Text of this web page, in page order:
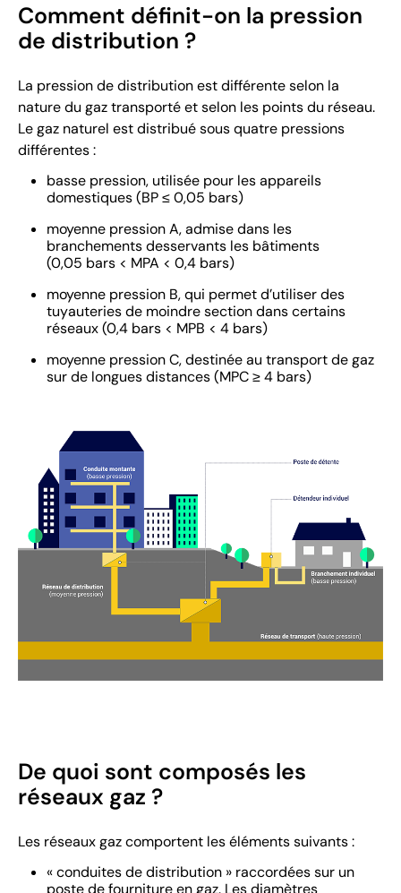
Comment définit-on la pression
de distribution ?
La pression de distribution est différente selon la
nature du gaz transporté et selon les points du réseau.
Le gaz naturel est distribué sous quatre pressions
différentes :
basse pression, utilisée pour les appareils
domestiques (BP ≤ 0,05 bars)
moyenne pression A, admise dans les
branchements desservants les bâtiments
(0,05 bars < MPA < 0,4 bars)
moyenne pression B, qui permet d’utiliser des
tuyauteries de moindre section dans certains
réseaux (0,4 bars < MPB < 4 bars)
moyenne pression C, destinée au transport de gaz
sur de longues distances (MPC ≥ 4 bars)
De quoi sont composés les
réseaux gaz ?
Les réseaux gaz comportent les éléments suivants :
« conduites de distribution » raccordées sur un